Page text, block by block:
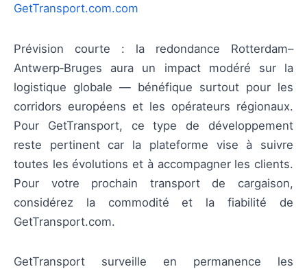
GetTransport.com.com
Prévision courte : la redondance Rotterdam–
Antwerp‑Bruges aura un impact modéré sur la
logistique globale — bénéfique surtout pour les
corridors européens et les opérateurs régionaux.
Pour GetTransport, ce type de développement
reste pertinent car la plateforme vise à suivre
toutes les évolutions et à accompagner les clients.
Pour votre prochain transport de cargaison,
considérez la commodité et la fiabilité de
GetTransport.com.
GetTransport surveille en permanence les